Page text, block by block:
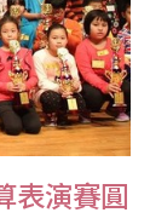
表演賽圓